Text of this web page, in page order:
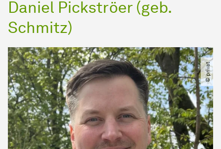
Daniel Pickströer (geb.
Schmitz)
© privat